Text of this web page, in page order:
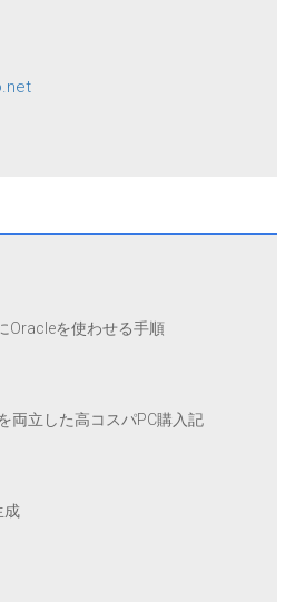
Oracleを使わせる手順
両立した高コスパPC購入記
成